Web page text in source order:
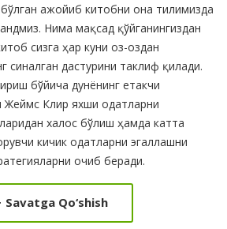
ажойиб китобни она тилимизда
Нима мақсад қўйганингиздан
сизга ҳар куни оз-оздан
синалган дастурини таклиф қилади.
бўйича дунёнинг етакчи
Жеймс Клир яхши одатларни
халос бўлиш ҳамда катта
кичик одатларни эгаллашни
очиб беради.
Savatga Qo‘shish